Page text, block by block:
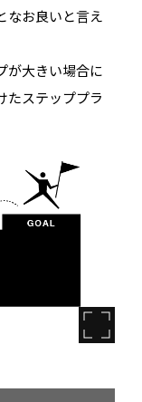
なお良いと言え
が大きい場合に
たステッププラ